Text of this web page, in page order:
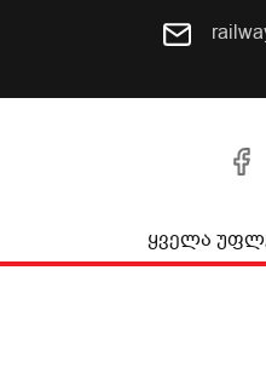
ყველა